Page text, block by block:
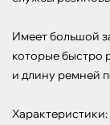
Имеет большой
которые быстро
и длину ремней
Характеристики: